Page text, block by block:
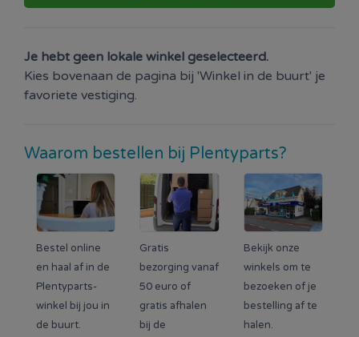
Je hebt geen lokale winkel geselecteerd.
Kies bovenaan de pagina bij 'Winkel in de buurt' je
favoriete vestiging.
Waarom bestellen bij Plentyparts?
Bestel online
en haal af in de
Plentyparts-
winkel bij jou in
de buurt.
Gratis
bezorging vanaf
50 euro of
gratis afhalen
bij de
Bekijk onze
winkels om te
bezoeken of je
bestelling af te
halen.